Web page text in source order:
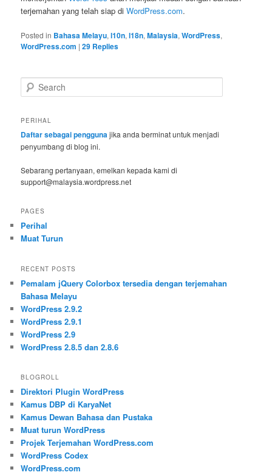
terjemahan yang telah siap diWordPress.com.
Posted in Bahasa Melayu,l10n,l18n,Malaysia,WordPress,
WordPress.com |29 Replies
e
r
h
PERIHAL
Daftar sebagai penggunajika anda berminat untuk menjadi
penyumbang di blog ini.
Sebarang pertanyaan, emelkan kepada kami di
support@malaysia.wordpress.net
PAGES
Perihal
Muat Turun
RECENT POSTS
Pemalam jQuery Colorbox tersedia dengan terjemahan
Bahasa Melayu
WordPress 2.9.2
WordPress 2.9.1
WordPress 2.9
WordPress 2.8.5 dan 2.8.6
BLOGROLL
Direktori Plugin WordPress
Kamus DBP di KaryaNet
Kamus Dewan Bahasa dan Pustaka
Muat turun WordPress
Projek Terjemahan WordPress.com
WordPress Codex
WordPress.com